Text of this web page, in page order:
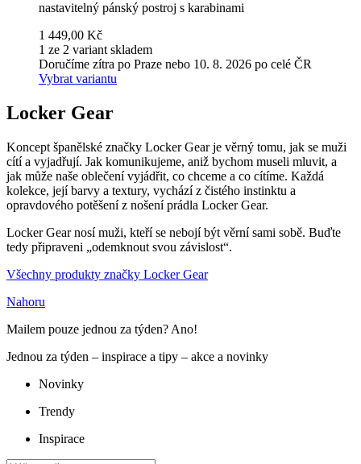
nastavitelný pánský postroj s karabinami
1 449,00 Kč
1 ze 2 variant skladem
Doručíme zítra po Praze nebo 10. 8. 2026 po celé ČR
Vybrat variantu
Locker Gear
Koncept španělské značky Locker Gear je věrný tomu, jak se muži
cítí a vyjadřují. Jak komunikujeme, aniž bychom museli mluvit, a
jak může naše oblečení vyjádřit, co chceme a co cítíme. Každá
kolekce, její barvy a textury, vychází z čistého instinktu a
opravdového potěšení z nošení prádla Locker Gear.
Locker Gear nosí muži, kteří se nebojí být věrní sami sobě. Buďte
tedy připraveni „odemknout svou závislost“.
Všechny produkty značky Locker Gear
Nahoru
Mailem pouze jednou za týden? Ano!
Jednou za týden – inspirace a tipy – akce a novinky
Novinky
Trendy
Inspirace